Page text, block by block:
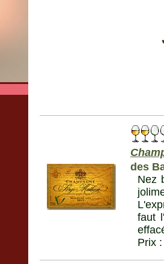
des
Nez
faut
Prix